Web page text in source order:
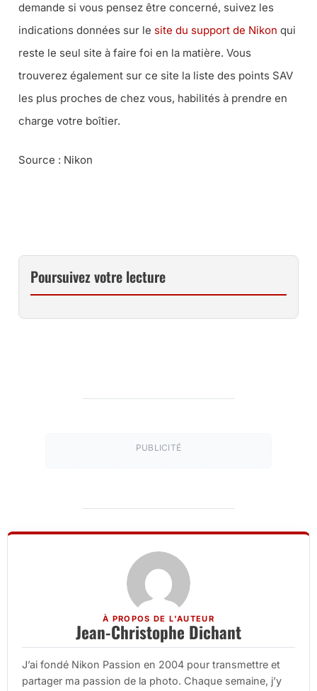
demande si vous pensez être concerné, suivez les
indications données sur le site du support de Nikon qui
reste le seul site à faire foi en la matière. Vous
trouverez également sur ce site la liste des points SAV
les plus proches de chez vous, habilités à prendre en
charge votre boîtier.
Source : Nikon
Poursuivez votre lecture
PUBLICITÉ
À PROPOS DE L'AUTEUR
Jean-Christophe Dichant
J’ai fondé Nikon Passion en 2004 pour transmettre et
partager ma passion de la photo. Chaque semaine, j’y